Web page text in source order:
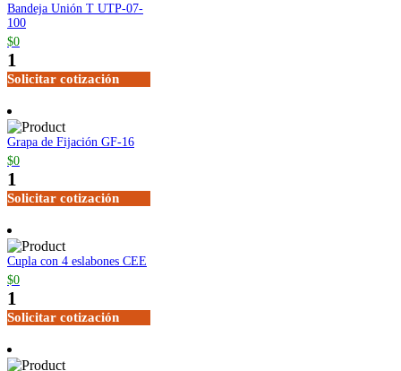
Bandeja Unión T UTP-07-
100
$0
1
Solicitar cotización
Grapa de Fijación GF-16
$0
1
Solicitar cotización
Cupla con 4 eslabones CEE
$0
1
Solicitar cotización